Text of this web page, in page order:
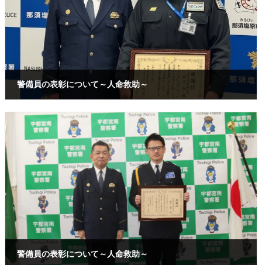
警備員の表彰について～人命救助～
警備員の表彰について～人命救助～